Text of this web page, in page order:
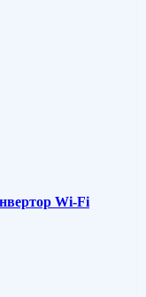
Wi-Fi